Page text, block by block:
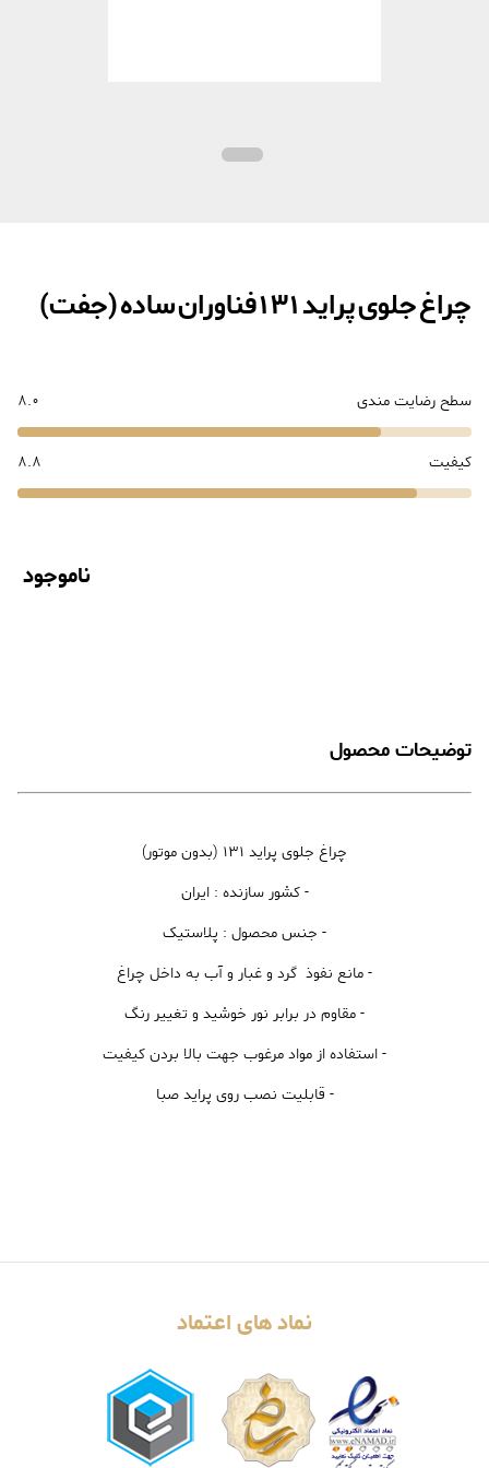
چراغ جلوی پراید 131 فناوران ساده (جفت)
سطح رضایت مندی 8.0
کیفیت 8.8
ناموجود
توضیحات محصول
چراغ جلوی پراید 131 (بدون موتور)
- کشور سازنده : ایران
- جنس محصول : پلاستیک
- مانع نفوذ گرد و غبار و آب به داخل چراغ
- مقاوم در برابر نور خوشید و تغییر رنگ
- استفاده از مواد مرغوب جهت بالا بردن کیفیت
- قابلیت نصب روی پراید صبا
نماد های اعتماد